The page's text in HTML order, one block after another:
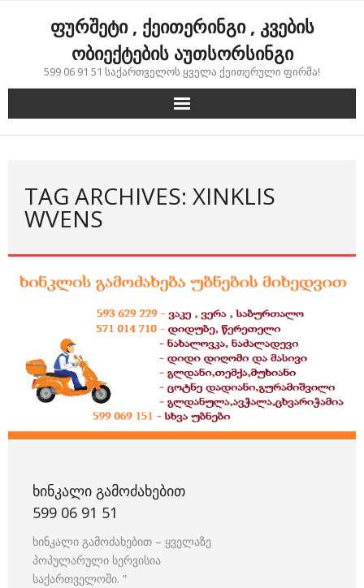
ფურშეტი , ქეითერინგი , კვების
ობიექტების აუთსორსინგი
599 06 91 51 საქართველოს ყველა ქეითერული ფირმა!
TAG ARCHIVES: XINKLIS
WVENS
ᲮᲘᲜᲙᲐᲚᲘ ᲒᲐᲛᲝᲫᲐᲮᲔᲑᲘᲗ
599 06 91 51
ხინკალი გამოძახებით – ყველაზე
პოპულარული სერვისია
საქართველოში. ”